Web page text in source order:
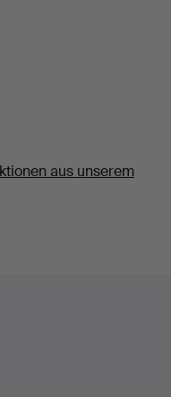
aus unserem